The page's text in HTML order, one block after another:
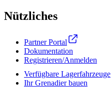
Nützliches
Partner Portal
Dokumentation
Registrieren/Anmelden
Verfügbare Lagerfahrzeuge
Ihr Grenadier bauen